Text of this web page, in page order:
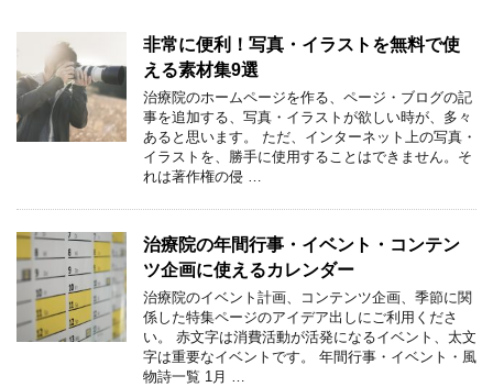
非常に便利！写真・イラストを無料で使
える素材集9選
治療院のホームページを作る、ページ・ブログの記
事を追加する、写真・イラストが欲しい時が、多々
あると思います。 ただ、インターネット上の写真・
イラストを、勝手に使用することはできません。そ
れは著作権の侵 …
治療院の年間行事・イベント・コンテン
ツ企画に使えるカレンダー
治療院のイベント計画、コンテンツ企画、季節に関
係した特集ページのアイデア出しにご利用くださ
い。 赤文字は消費活動が活発になるイベント、太文
字は重要なイベントです。 年間行事・イベント・風
物詩一覧 1月 …